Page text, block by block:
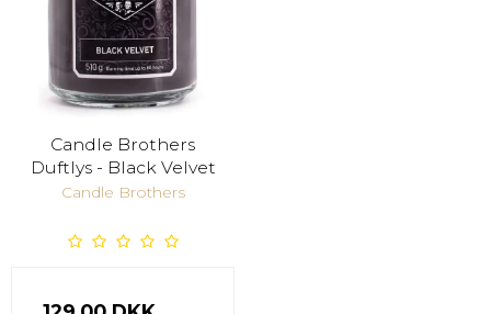
Candle Brothers
Duftlys - Black Velvet
Candle Brothers